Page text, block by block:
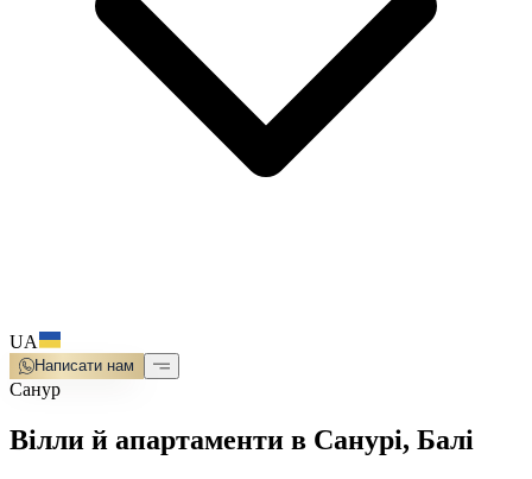
UA
Написати нам
Санур
Вілли й апартаменти в Санурі, Балі